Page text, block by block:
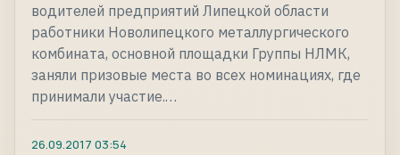
водителей предприятий Липецкой области
работники Новолипецкого металлургического
комбината, основной площадки Группы НЛМК,
заняли призовые места во всех номинациях, где
принимали участие.…
26.09.2017 03:54